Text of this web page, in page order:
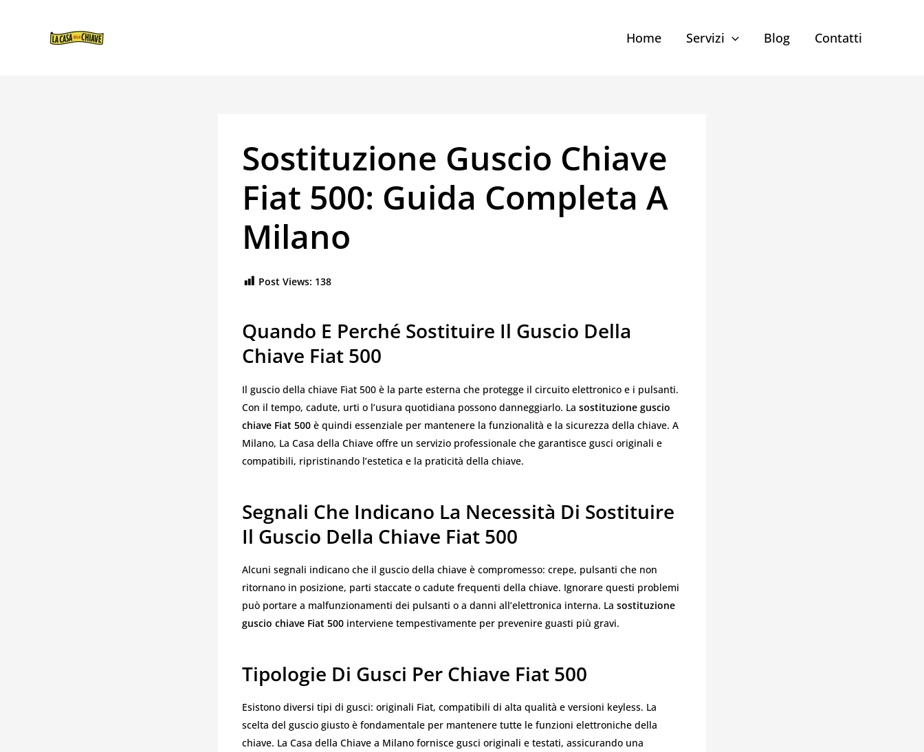
CONTENUTO
Home Servizi Blog Contatti
Sostituzione Guscio Chiave
Fiat 500: Guida Completa A
Milano
Post Views: 138
Quando E Perché Sostituire Il Guscio Della
Chiave Fiat 500
Il guscio della chiave Fiat 500 è la parte esterna che protegge il circuito elettronico e i pulsanti.
Con il tempo, cadute, urti o l’usura quotidiana possono danneggiarlo. La sostituzione guscio
chiave Fiat 500 è quindi essenziale per mantenere la funzionalità e la sicurezza della chiave. A
Milano, La Casa della Chiave offre un servizio professionale che garantisce gusci originali e
compatibili, ripristinando l’estetica e la praticità della chiave.
Segnali Che Indicano La Necessità Di Sostituire
Il Guscio Della Chiave Fiat 500
Alcuni segnali indicano che il guscio della chiave è compromesso: crepe, pulsanti che non
ritornano in posizione, parti staccate o cadute frequenti della chiave. Ignorare questi problemi
può portare a malfunzionamenti dei pulsanti o a danni all’elettronica interna. La sostituzione
guscio chiave Fiat 500 interviene tempestivamente per prevenire guasti più gravi.
Tipologie Di Gusci Per Chiave Fiat 500
Esistono diversi tipi di gusci: originali Fiat, compatibili di alta qualità e versioni keyless. La
scelta del guscio giusto è fondamentale per mantenere tutte le funzioni elettroniche della
chiave. La Casa della Chiave a Milano fornisce gusci originali e testati, assicurando una